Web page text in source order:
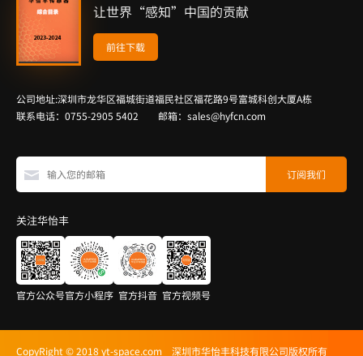
让世界“感知”中国的贡献
前往下载
公司地址:深圳市龙华区福城街道福民社区福花路9号富城科创大厦A栋
联系电话：0755-2905 5402 邮箱：sales@hyfcn.com
关注华怡丰
官方公众号官方小程序 官方抖音 官方视频号
CopyRight © 2018 yt-space.com 深圳市华怡丰科技有限公司版权所有